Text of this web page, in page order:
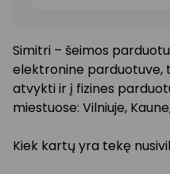
Simitri – šeimos
elektronine parduotuve,
atvykti ir į fizines
miestuose: Vilniuje,
Kiek kartų yra tekę